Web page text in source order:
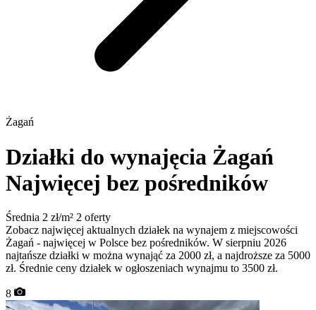
Żagań
Działki do wynajęcia Żagań
Najwięcej bez pośredników
Średnia 2 zł/m² 2 oferty
Zobacz najwięcej aktualnych działek na wynajem z miejscowości
Żagań - najwięcej w Polsce bez pośredników. W sierpniu 2026
najtańsze działki w można wynająć za 2000 zł, a najdroższe za 5000
zł. Średnie ceny działek w ogłoszeniach wynajmu to 3500 zł.
8